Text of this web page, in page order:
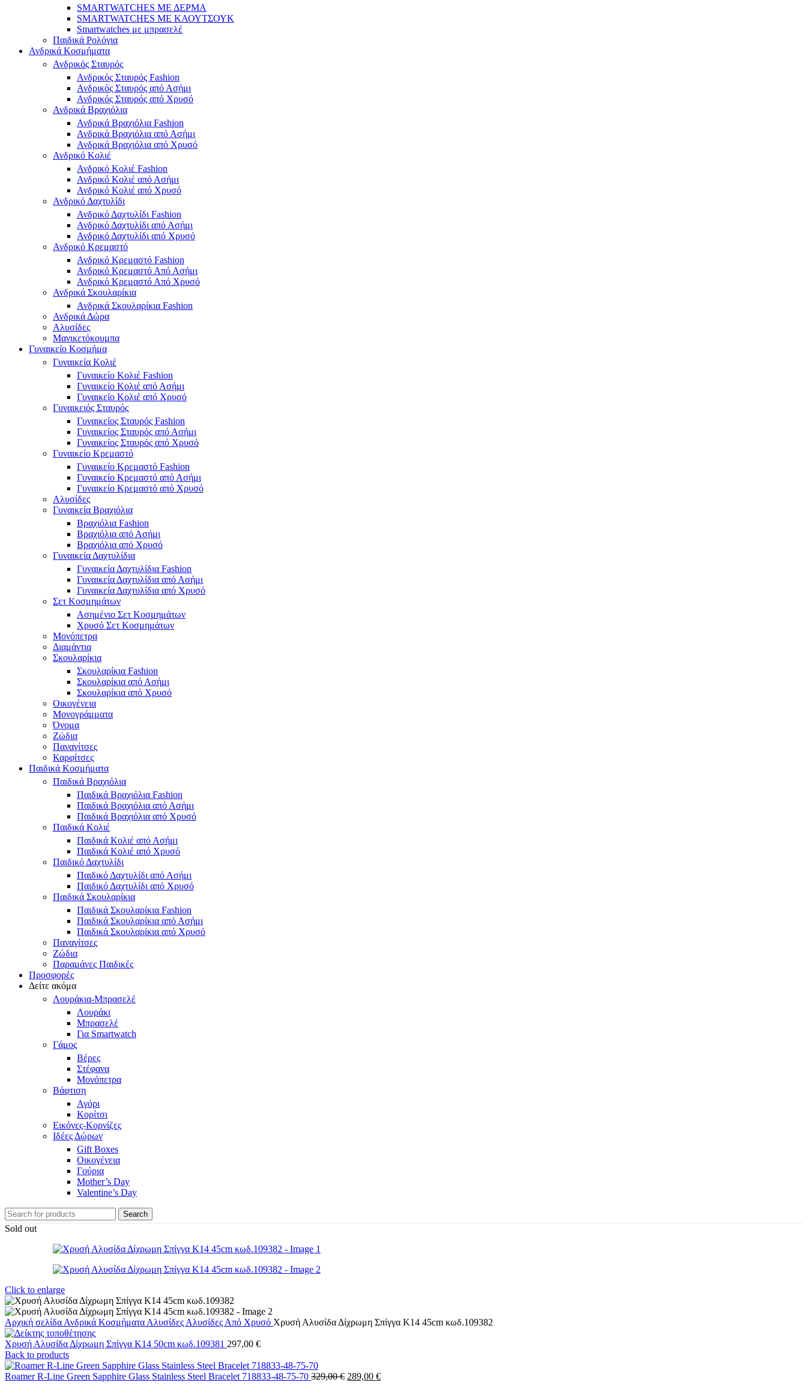
SMARTWATCHES ΜΕ ΔΕΡΜΑ
SMARTWATCHES ΜΕ ΚΑΟΥΤΣΟΥΚ
Smartwatches με μπρασελέ
Παιδικά Ρολόγια
Ανδρικά Κοσμήματα
Ανδρικός Σταυρός
Ανδρικός Σταυρός Fashion
Ανδρικός Σταυρός από Ασήμι
Ανδρικός Σταυρός από Χρυσό
Ανδρικά Βραχιόλια
Ανδρικά Βραχιόλια Fashion
Ανδρικά Βραχιόλια από Ασήμι
Ανδρικά Βραχιόλια από Χρυσό
Ανδρικό Κολιέ
Ανδρικό Κολιέ Fashion
Ανδρικό Κολιέ από Ασήμι
Ανδρικό Κολιέ από Χρυσό
Ανδρικό Δαχτυλίδι
Ανδρικό Δαχτυλίδι Fashion
Ανδρικό Δαχτυλίδι από Ασήμι
Ανδρικό Δαχτυλίδι από Χρυσό
Ανδρικό Κρεμαστό
Ανδρικό Κρεμαστό Fashion
Ανδρικό Κρεμαστό Από Ασήμι
Ανδρικό Κρεμαστό Από Χρυσό
Ανδρικά Σκουλαρίκια
Ανδρικά Σκουλαρίκια Fashion
Ανδρικά Δώρα
Αλυσίδες
Μανικετόκουμπα
Γυναικείο Κοσμήμα
Γυναικεία Κολιέ
Γυναικείο Κολιέ Fashion
Γυναικείο Κολιέ από Ασήμι
Γυναικείο Κολιέ από Χρυσό
Γυναικειός Σταυρός
Γυναικείος Σταυρός Fashion
Γυναικείος Σταυρός από Ασήμι
Γυναικείος Σταυρός από Χρυσό
Γυναικείο Κρεμαστό
Γυναικείο Κρεμαστό Fashion
Γυναικείο Κρεμαστό από Ασήμι
Γυναικείο Κρεμαστό από Χρυσό
Αλυσίδες
Γυναικεία Βραχιόλια
Βραχιόλια Fashion
Βραχιόλια από Ασήμι
Βραχιόλια από Χρυσό
Γυναικεία Δαχτυλίδια
Γυναικεία Δαχτυλίδια Fashion
Γυναικεία Δαχτυλίδια από Ασήμι
Γυναικεία Δαχτυλίδια από Χρυσό
Σετ Κοσμημάτων
Ασημένιο Σετ Κοσμημάτων
Χρυσό Σετ Κοσμημάτων
Μονόπετρα
Διαμάντια
Σκουλαρίκια
Σκουλαρίκια Fashion
Σκουλαρίκια από Ασήμι
Σκουλαρίκια από Χρυσό
Οικογένεια
Μονογράμματα
Όνομα
Ζώδια
Παναγίτσες
Καρφίτσες
Παιδικά Κοσμήματα
Παιδικά Βραχιόλια
Παιδικά Βραχιόλια Fashion
Παιδικά Βραχιόλια από Ασήμι
Παιδικά Βραχιόλια από Χρυσό
Παιδικά Κολιέ
Παιδικά Κολιέ από Ασήμι
Παιδικά Κολιέ από Χρυσό
Παιδικό Δαχτυλίδι
Παιδικό Δαχτυλίδι από Ασήμι
Παιδικό Δαχτυλίδι από Χρυσό
Παιδικά Σκουλαρίκια
Παιδικά Σκουλαρίκια Fashion
Παιδικά Σκουλαρίκια από Ασήμι
Παιδικά Σκουλαρίκια από Χρυσό
Παναγίτσες
Ζώδια
Παραμάνες Παιδικές
Προσφορές
Δείτε ακόμα
Λουράκια-Μπρασελέ
Λουράκι
Μπρασελέ
Για Smartwatch
Γάμος
Βέρες
Στέφανα
Μονόπετρα
Βάφτιση
Αγόρι
Κορίτσι
Εικόνες-Κορνίζες
Ιδέες Δώρων
Gift Boxes
Οικογένεια
Γούρια
Mother’s Day
Valentine’s Day
Search
Sold out
Click to enlarge
Αρχική σελίδα Ανδρικά Κοσμήματα Αλυσίδες Αλυσίδες Από Χρυσό Χρυσή Αλυσίδα Δίχρωμη Σπίγγα Κ14 45cm κωδ.109382
Χρυσή Αλυσίδα Δίχρωμη Σπίγγα Κ14 50cm κωδ.109381 297,00 €
Back to products
Roamer R-Line Green Sapphire Glass Stainless Steel Bracelet 718833-48-75-70 329,00€ Original
289,00 €Η